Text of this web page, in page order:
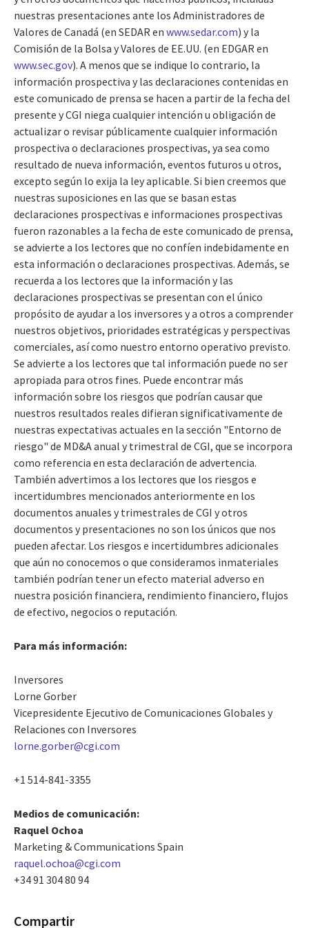
nuestras presentaciones ante los Administradores de
Valores de Canadá (en SEDAR en www.sedar.com) y la
Comisión de la Bolsa y Valores de EE.UU. (en EDGAR en
www.sec.gov). A menos que se indique lo contrario, la
información prospectiva y las declaraciones contenidas en
este comunicado de prensa se hacen a partir de la fecha del
presente y CGI niega cualquier intención u obligación de
actualizar o revisar públicamente cualquier información
prospectiva o declaraciones prospectivas, ya sea como
resultado de nueva información, eventos futuros u otros,
excepto según lo exija la ley aplicable. Si bien creemos que
nuestras suposiciones en las que se basan estas
declaraciones prospectivas e informaciones prospectivas
fueron razonables a la fecha de este comunicado de prensa,
se advierte a los lectores que no confíen indebidamente en
esta información o declaraciones prospectivas. Además, se
recuerda a los lectores que la información y las
declaraciones prospectivas se presentan con el único
propósito de ayudar a los inversores y a otros a comprender
nuestros objetivos, prioridades estratégicas y perspectivas
comerciales, así como nuestro entorno operativo previsto.
Se advierte a los lectores que tal información puede no ser
apropiada para otros fines. Puede encontrar más
información sobre los riesgos que podrían causar que
nuestros resultados reales difieran significativamente de
nuestras expectativas actuales en la sección "Entorno de
riesgo" de MD&A anual y trimestral de CGI, que se incorpora
como referencia en esta declaración de advertencia.
También advertimos a los lectores que los riesgos e
incertidumbres mencionados anteriormente en los
documentos anuales y trimestrales de CGI y otros
documentos y presentaciones no son los únicos que nos
pueden afectar. Los riesgos e incertidumbres adicionales
que aún no conocemos o que consideramos inmateriales
también podrían tener un efecto material adverso en
nuestra posición financiera, rendimiento financiero, flujos
de efectivo, negocios o reputación.
Para más información:
Inversores
Lorne Gorber
Vicepresidente Ejecutivo de Comunicaciones Globales y
Relaciones con Inversores
lorne.gorber@cgi.com
+1 514-841-3355
Medios de comunicación:
Raquel Ochoa
Marketing & Communications Spain
raquel.ochoa@cgi.com
+34 91 304 80 94
Compartir